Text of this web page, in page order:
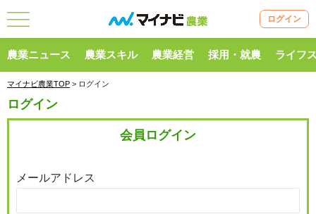
ログイン
農業ニュース 農業スキル 農業経営 採用・就農 ライフ
マイナビ農業TOP > ログイン
ログイン
会員ログイン
メールアドレス